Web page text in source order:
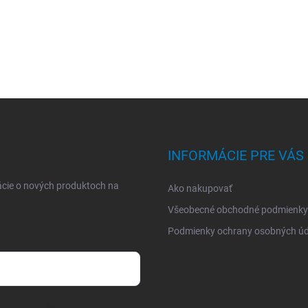
o nových produktoch na
INFORMÁCIE PRE VÁS
Ako nakupovať
Všeobecné obchodné podmienky
Podmienky ochrany osobných